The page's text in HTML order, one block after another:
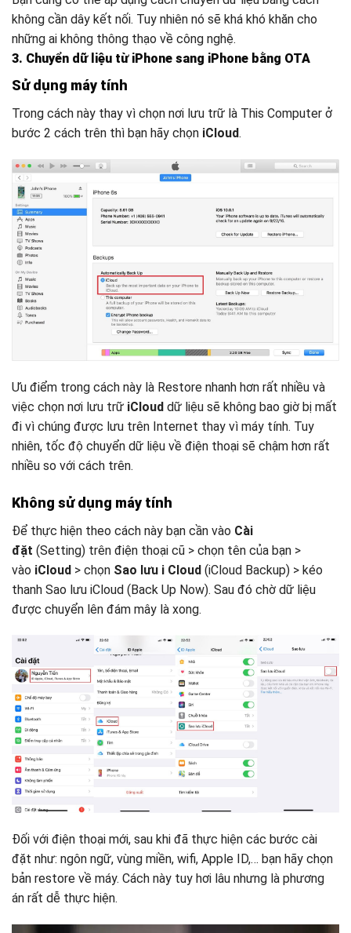
không cần dây kết nối. Tuy nhiên nó sẽ khá khó khăn cho
những ai không thông thạo về công nghệ.
3. Chuyển dữ liệu từ iPhone sang iPhone bằng OTA
Sử dụng máy tính
Trong cách này thay vì chọn nơi lưu trữ là This Computer ở
bước 2 cách trên thì bạn hãy chọn iCloud.
Ưu điểm trong cách này là Restore nhanh hơn rất nhiều và
việc chọn nơi lưu trữ iCloud dữ liệu sẽ không bao giờ bị mất
đi vì chúng được lưu trên Internet thay vì máy tính. Tuy
nhiên, tốc độ chuyển dữ liệu về điện thoại sẽ chậm hơn rất
nhiều so với cách trên.
Không sử dụng máy tính
Để thực hiện theo cách này bạn cần vào Cài
đặt (Setting) trên điện thoại cũ > chọn tên của bạn >
vào iCloud > chọn Sao lưu i Cloud (iCloud Backup) > kéo
thanh Sao lưu iCloud (Back Up Now). Sau đó chờ dữ liệu
được chuyển lên đám mây là xong.
Đối với điện thoại mới, sau khi đã thực hiện các bước cài
đặt như: ngôn ngữ, vùng miền, wifi, Apple ID,… bạn hãy chọn
bản restore về máy. Cách này tuy hơi lâu nhưng là phương
án rất dễ thực hiện.